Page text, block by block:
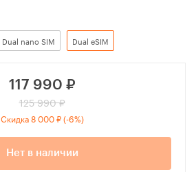
Dual nano SIM Dual eSIM
117 990 ₽
125 990 ₽
Скидка 8 000 ₽ (-6%)
Нет в наличии